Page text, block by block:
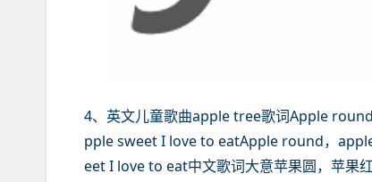
4、英文儿童歌曲apple tree歌词Apple
pple sweet I love to eatApple round，
eet I love to eat中文歌词大意苹果圆，苹果